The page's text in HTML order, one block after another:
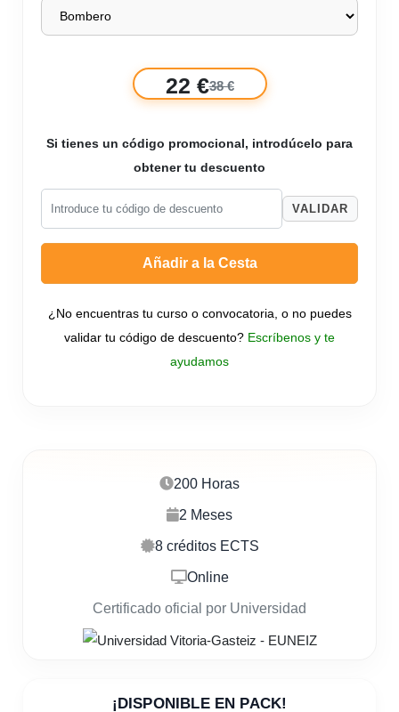
200 Horas
2 Meses
8 créditos ECTS
Online
Certificado oficial por Universidad
¡DISPONIBLE EN PACK!
22 €38 €
Si tienes un código promocional, introdúcelo para
obtener tu descuento
VALIDAR
Añadir a la Cesta
¿No encuentras tu curso o convocatoria, o no puedes
validar tu código de descuento? Escríbenos y te
ayudamos